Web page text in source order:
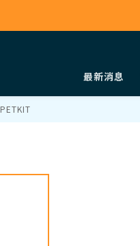
最新消息
PETKIT